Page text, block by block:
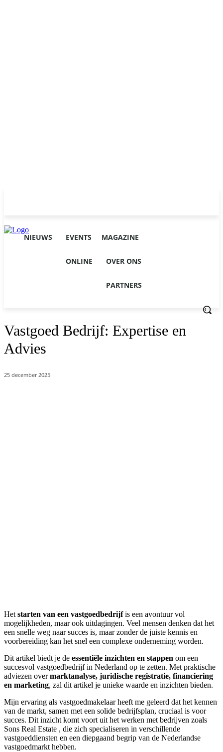
NIEUWS EVENTS MAGAZINE
ONLINE OVER ONS
PARTNERS
Vastgoed Bedrijf: Expertise en
Advies
25 december 2025
Het starten van een vastgoedbedrijfis een avontuur vol
mogelijkheden, maar ook uitdagingen. Veel mensen denken dat het
een snelle weg naar succes is, maar zonder de juiste kennis en
voorbereiding kan het snel een complexe onderneming worden.
Dit artikel biedt je de essentiële inzichten en stappen om een
succesvol vastgoedbedrijf in Nederland op te zetten. Met praktische
adviezen overmarktanalyse, juridische registratie, financiering
en marketing, zal dit artikel je unieke waarde en inzichten bieden.
Mijn ervaring als vastgoedmakelaar heeft me geleerd dat het kennen
van de markt, samen met een solide bedrijfsplan, cruciaal is voor
succes. Dit inzicht komt voort uit het werken met bedrijven zoals
Sons Real Estate , die zich specialiseren in verschillende
vastgoeddiensten en een diepgaand begrip van de Nederlandse
vastgoedmarkt hebben.